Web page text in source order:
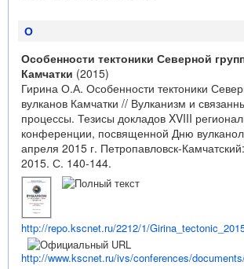
О
Особенности тектоники Северной
Камчатки (2015)
Гирина О.А. Особенности тектоники
вулканов Камчатки // Вулканизм и
процессы. Тезисы докладов XVIII
конференции, посвященной Дню
апреля 2015 г. Петропавловск-
2015. С. 140-144.
http://repo.kscnet.ru/2212/1/
http://www.kscnet.ru/ivs/conferences/